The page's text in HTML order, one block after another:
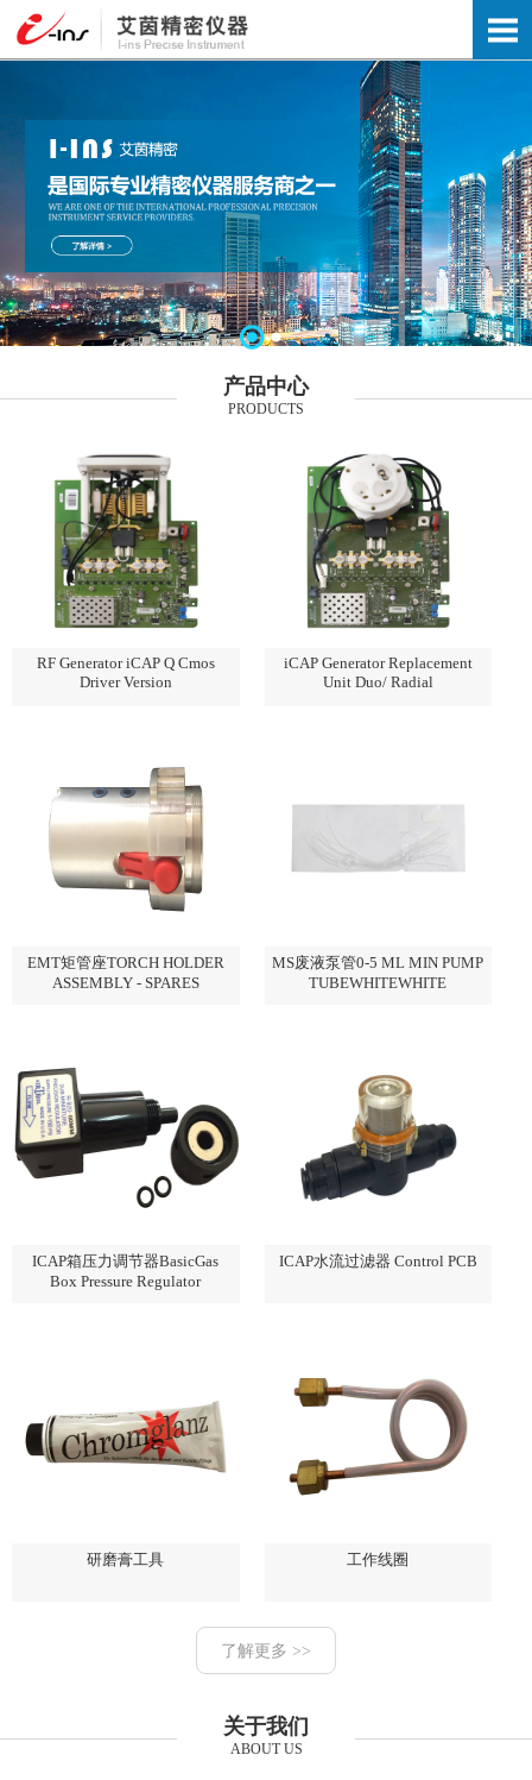
产品中心
PRODUCTS
RF Generator iCAP Q Cmos
Driver Version
iCAP Generator Replacement
Unit Duo/ Radial
EMT矩管座TORCH HOLDER
ASSEMBLY - SPARES
MS废液泵管0-5 ML MIN PUMP
TUBEWHITEWHITE
ICAP箱压力调节器BasicGas
Box Pressure Regulator
ICAP水流过滤器 Control PCB
研磨膏工具 工作线圈
了解更多 >>
关于我们
ABOUT US